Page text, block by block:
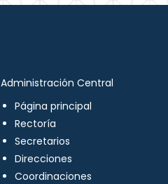
Administración Central
Página principal
Rectoría
Secretarios
Direcciones
Coordinaciones